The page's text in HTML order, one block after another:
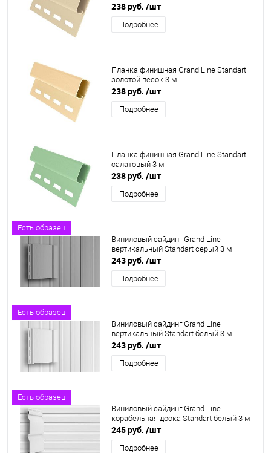
238 руб. /шт
Подробнее
Планка финишная Grand Line Standart
золотой песок 3 м
238 руб. /шт
Подробнее
Планка финишная Grand Line Standart
салатовый 3 м
238 руб. /шт
Подробнее
Есть образец
Виниловый сайдинг Grand Line
вертикальный Standart серый 3 м
243 руб. /шт
Подробнее
Есть образец
Виниловый сайдинг Grand Line
вертикальный Standart белый 3 м
243 руб. /шт
Подробнее
Есть образец
Виниловый сайдинг Grand Line
корабельная доска Standart белый 3 м
245 руб. /шт
Подробнее